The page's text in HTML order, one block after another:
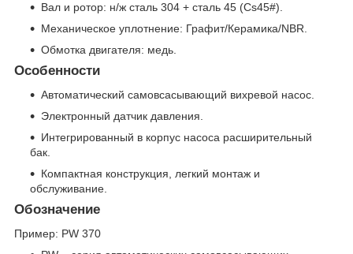
Вал и ротор: н/ж сталь 304 + сталь 45 (Cs45#).
Механическое уплотнение: Графит/Керамика/NBR.
Обмотка двигателя: медь.
Особенности
Автоматический самовсасывающий вихревой насос.
Электронный датчик давления.
Интегрированный в корпус насоса расширительный
бак.
Компактная конструкция, легкий монтаж и
обслуживание.
Обозначение
Пример: PW 370